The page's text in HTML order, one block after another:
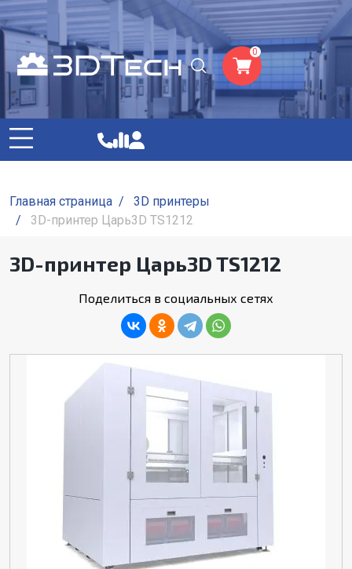
0
Главная страница /
3D принтеры
/
3D-принтер Царь3D TS1212
3D-принтер Царь3D TS1212
Поделиться в социальных сетях